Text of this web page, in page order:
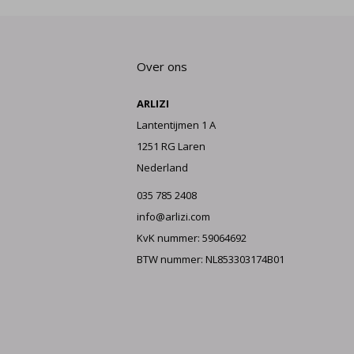
Over ons
ARLIZI
Lantentijmen 1 A
1251 RG Laren
Nederland
035 785 2408
info@arlizi.com
KvK nummer: 59064692
BTW nummer: NL853303174B01